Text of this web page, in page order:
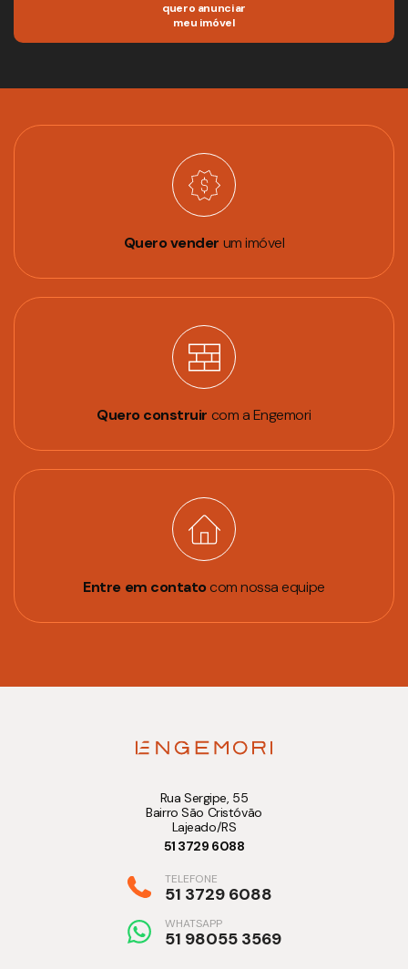
quero anunciar
meu imóvel
Quero vender um imóvel
Quero construir com a Engemori
Entre em contatocom nossa equipe
Rua Sergipe, 55
Bairro São Cristóvão
Lajeado/RS
51 3729 6088
TELEFONE
51 3729 6088
WHATSAPP
51 98055 3569